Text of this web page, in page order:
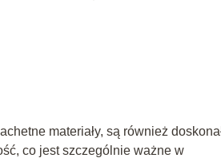
materiały, są również
co jest szczególnie ważne w